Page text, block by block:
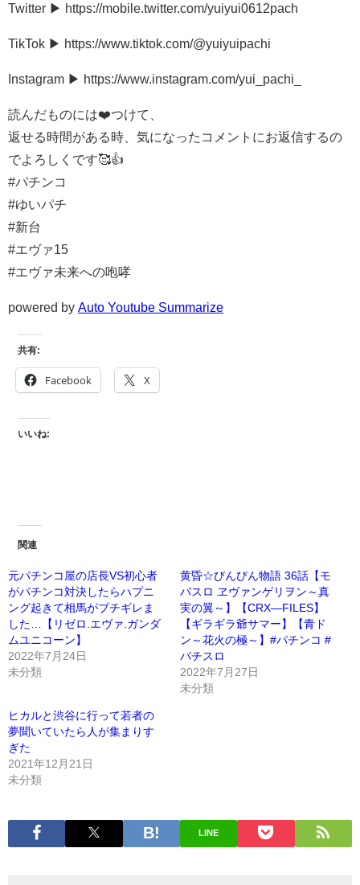
Twitter ▶︎ https://mobile.twitter.com/yuiyui0612pach
TikTok ▶︎ https://www.tiktok.com/@yuiyuipachi
Instagram ▶︎ https://www.instagram.com/yui_pachi_
読んだものには❤️つけて、
返せる時間がある時、気になったコメントにお返信するの
でよろしくです🥰👍
#パチンコ
#ゆいパチ
#新台
#エヴァ15
#エヴァ未来への咆哮
powered by Auto Youtube Summarize
共有:
Facebook X
いいね:
関連
元パチンコ屋の店長VS初心者
がパチンコ対決したらハプニ
ング起きて相馬がブチギレま
した…【リゼロ.エヴァ.ガンダ
ムユニコーン】
2022年7月24日
未分類
黄昏☆びんびん物語 36話【モ
バスロ ヱヴァンゲリヲン～真
実の翼～】【CRX―FILES】
【ギラギラ爺サマー】【青ド
ン～花火の極～】#パチンコ #
パチスロ
2022年7月27日
未分類
ヒカルと渋谷に行って若者の
夢聞いていたら人が集まりす
ぎた
2021年12月21日
未分類
LINE